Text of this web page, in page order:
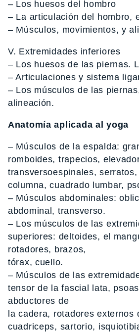
– Los huesos del hombro
– La articulación del hombro,
– Músculos, movimientos, y
V. Extremidades inferiores
– Los huesos de las piernas.
– Articulaciones y sistema
– Los músculos de las
alineación.
Anatomía aplicada al yoga
– Músculos de la espalda:
romboides, trapecios,
transversoespinales,
columna, cuadrado lumbar,
– Músculos abdominales:
abdominal, transverso.
– Los músculos de las
superiores: deltoides, el
rotadores, brazos,
tórax, cuello.
– Músculos de las
tensor de la fascial lata,
abductores de
la cadera, rotadores externos
cuadriceps, sartorio,